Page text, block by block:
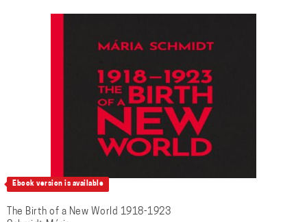
Ebook version is available
The Birth of a New World 1918-1923